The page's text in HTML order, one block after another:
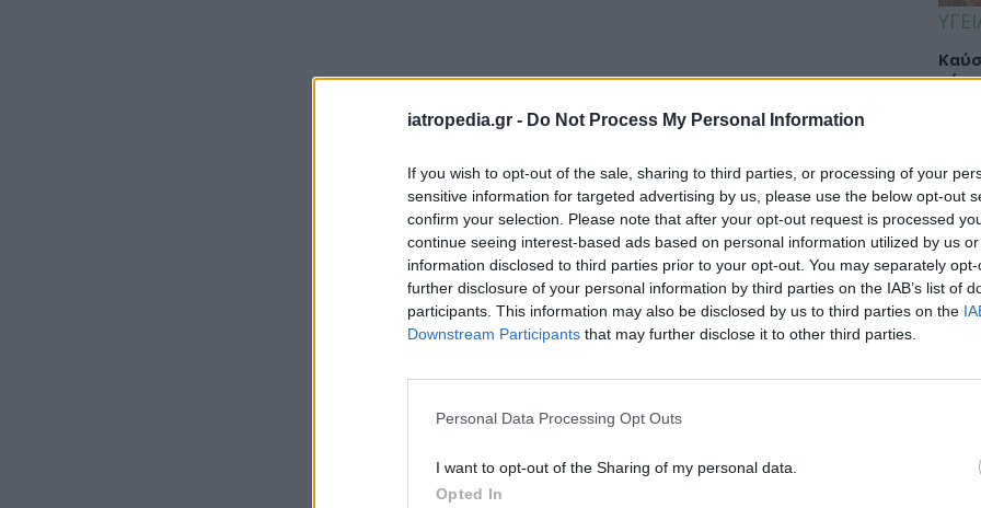
iatropedia.gr - Do Not Process My Personal Information
If you wish to opt-out of the sale, sharing to third parties, or processing of your
sensitive information for targeted advertising by us, please use the below opt-out
confirm your selection. Please note that after your opt-out request is processed
continue seeing interest-based ads based on personal information utilized by us
information disclosed to third parties prior to your opt-out. You may separately
further disclosure of your personal information by third parties on the IAB’s list of
participants. This information may also be disclosed by us to third parties on the
Downstream Participants that may further disclose it to other third parties.
Personal Data Processing Opt Outs
I want to opt-out of the Sharing of my personal data.
Opted In